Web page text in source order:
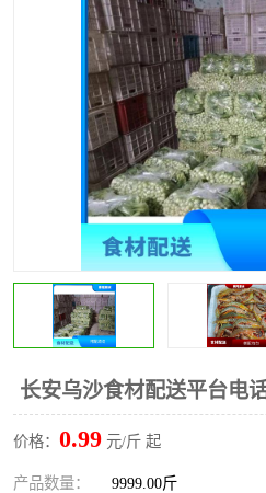
长安乌沙食材配送平台电
价格： 0.99 元/斤 起
产品数量： 9999.00斤
水果配送